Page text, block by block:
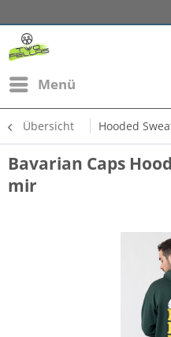
Menü
Übersicht Hooded
Bavarian Caps
mir